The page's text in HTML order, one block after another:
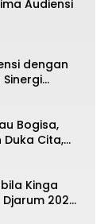
Audiensi
dengan
Karawo
Bogisa,
Cita,
Kinga
Djarum 2026